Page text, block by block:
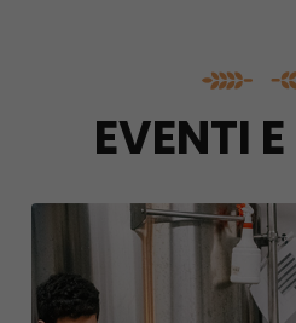
EVENTI E